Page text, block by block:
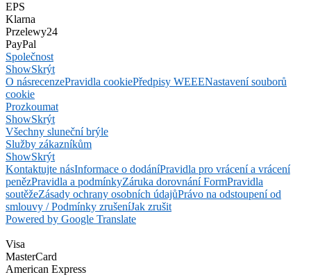
EPS
Klarna
Przelewy24
PayPal
Společnost
ShowSkrýt
O násrecenzePravidla cookiePředpisy WEEENastavení souborů
cookie
Prozkoumat
ShowSkrýt
Všechny sluneční brýle
Služby zákazníkům
ShowSkrýt
Kontaktujte násInformace o dodáníPravidla pro vrácení a vrácení
penězPravidla a podmínkyZáruka dorovnání FormPravidla
soutěžeZásady ochrany osobních údajůPrávo na odstoupení od
smlouvy / Podmínky zrušeníJak zrušit
Powered by Google Translate
Visa
MasterCard
American Express